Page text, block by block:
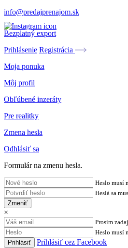
info@predajprenajom.sk
Bezplatný export
Prihlásenie Registrácia
Moja ponuka
Môj profil
Obľúbené inzeráty
Pre realitky
Zmena hesla
Odhlásiť sa
Formulár na zmenu hesla.
Heslo musí
Heslá sa
Zmeniť
×
Prosím
Heslo musí
Prihlásiť cez Facebook